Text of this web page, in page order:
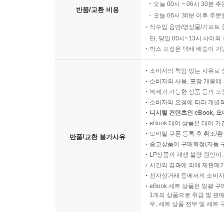
반품/교환 비용
오늘 00시 ~ 06시 30분
오늘 06시 30분 이후 주
직수입 음반/영상물/기프트
단, 당일 00시~13시 사이의
박스 포장은 택배 배송이
반품/교환 불가사유
소비자의 책임 있는 사유로
소비자의 사용, 포장 개봉
복제가 가능한 상품 등의
소비자의 요청에 따라 개별
디지털 컨텐츠인 eBook,
eBook 대여 상품은 대여 기
모바일 쿠폰 등록 후 취소/
중고상품이 구매확정(자동
LP상품의 재생 불량 원인
시간의 경과에 의해 재판매
전자상거래 등에서의 소비
eBook 세트 상품은 일괄 구
1개의 상품으로 취급 및 판
우, 세트 상품 전부 및 세트